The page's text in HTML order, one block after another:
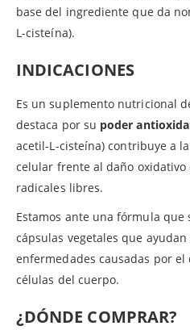
base del ingrediente que da
L-cisteína).
INDICACIONES
Es un suplemento nutricional
destaca por su poder
acetil-L-cisteína) contribuye a
celular frente al daño
radicales libres.
Estamos ante una fórmula
cápsulas vegetales que
enfermedades causadas por
células del cuerpo.
¿DÓNDE COMPRAR?